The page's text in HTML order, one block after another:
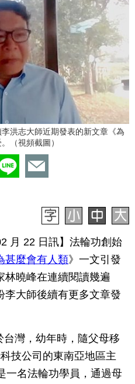
洪志大師近期發表的新文章《為
（視頻截圖）
月 22 日訊】法輪功創始
甚麼會有人類》一文引發
林曉峰在連續閱讀幾遍
李大師後續有更多文章發
灣，幼年時，隨父母移
技公司的東南亞地區主
一名法輪功學員，通過母